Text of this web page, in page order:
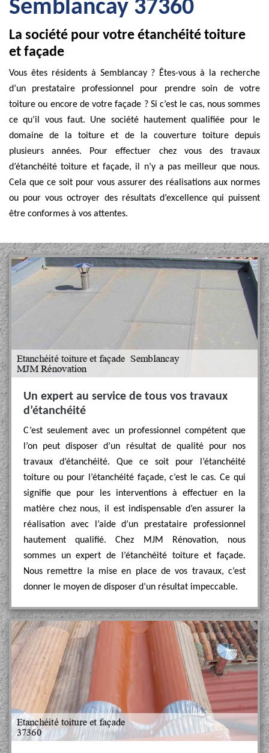
Semblancay 37360
La société pour votre étanchéité toiture
et façade
Vous êtes résidents à Semblancay ? Êtes-vous à la recherche
d’un prestataire professionnel pour prendre soin de votre
toiture ou encore de votre façade ? Si c’est le cas, nous sommes
ce qu’il vous faut. Une société hautement qualifiée pour le
domaine de la toiture et de la couverture toiture depuis
plusieurs années. Pour effectuer chez vous des travaux
d’étanchéité toiture et façade, il n’y a pas meilleur que nous.
Cela que ce soit pour vous assurer des réalisations aux normes
ou pour vous octroyer des résultats d’excellence qui puissent
être conformes à vos attentes.
Un expert au service de tous vos travaux
d’étanchéité
C’est seulement avec un professionnel compétent que
l’on peut disposer d’un résultat de qualité pour nos
travaux d’étanchéité. Que ce soit pour l’étanchéité
toiture ou pour l’étanchéité façade, c’est le cas. Ce qui
signifie que pour les interventions à effectuer en la
matière chez nous, il est indispensable d’en assurer la
réalisation avec l’aide d’un prestataire professionnel
hautement qualifié. Chez MJM Rénovation, nous
sommes un expert de l’étanchéité toiture et façade.
Nous remettre la mise en place de vos travaux, c’est
donner le moyen de disposer d’un résultat impeccable.